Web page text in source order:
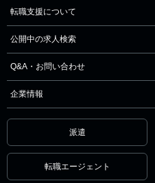
転職支援について
公開中の求人検索
Q&A・お問い合わせ
企業情報
派遣
転職エージェント